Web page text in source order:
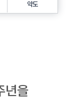
약도
년을